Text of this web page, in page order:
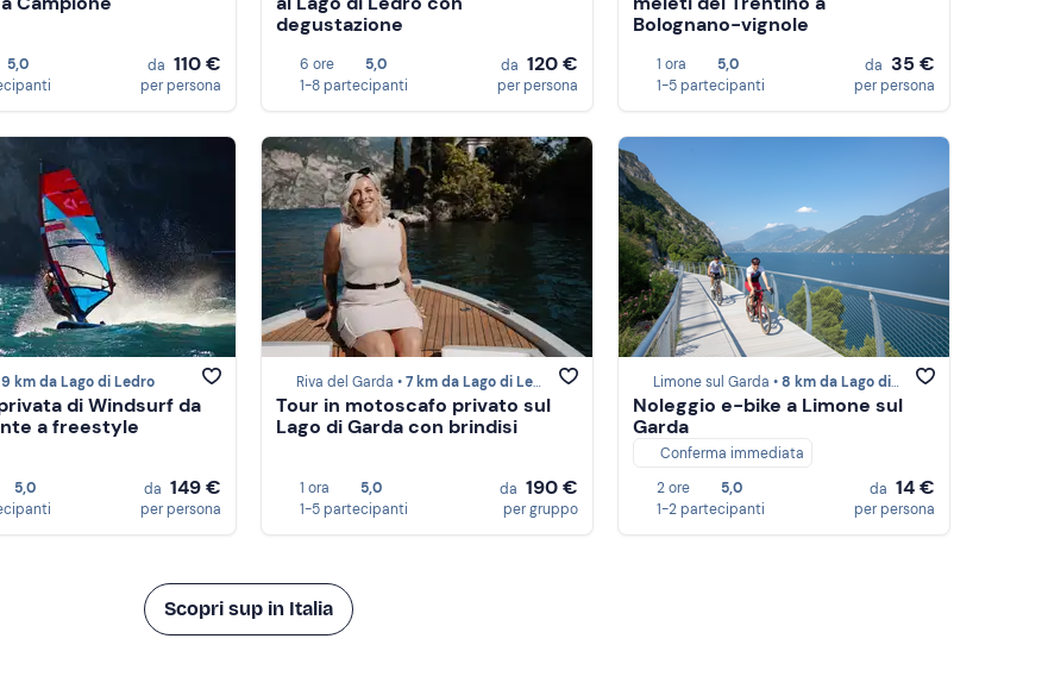
5,0
da 110 €
per persona
degustazione
6 ore
5,0
1-8 partecipanti
da 120 €
per persona
Bolognano-vignole
1 ora
5,0
1-5 partecipanti
da 35 €
per persona
9 km da Lago di Ledro
di Windsurf da
a freestyle
5,0
da 149 €
per persona
Riva del Garda •7 km da Lago di Ledro
Tour in motoscafo privato sul
Lago di Garda con brindisi
1 ora
5,0
1-5 partecipanti
da 190 €
per gruppo
Limone sul Garda •8 km da Lago di Ledro
Noleggio e-bike a Limone sul
Garda
Conferma immediata
2 ore
5,0
1-2 partecipanti
da 14 €
per persona
Scopri sup in Italia